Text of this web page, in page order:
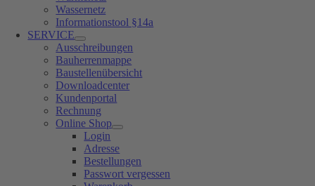
Wassernetz
Informationstool §14a
SERVICE
Ausschreibungen
Bauherrenmappe
Baustellenübersicht
Downloadcenter
Kundenportal
Rechnung
Online Shop
Login
Adresse
Bestellungen
Passwort vergessen